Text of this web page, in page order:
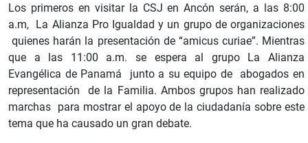
Los primeros en visitar la CSJ en Ancón serán, a las 8:00
a.m, La Alianza Pro Igualdad y un grupo de organizaciones
quienes harán la presentación de “amicus curiae”. Mientras
que a las 11:00 a.m. se espera al grupo La Alianza
Evangélica de Panamá junto a su equipo de abogados en
representación de la Familia. Ambos grupos han realizado
marchas para mostrar el apoyo de la ciudadanía sobre este
tema que ha causado un gran debate.